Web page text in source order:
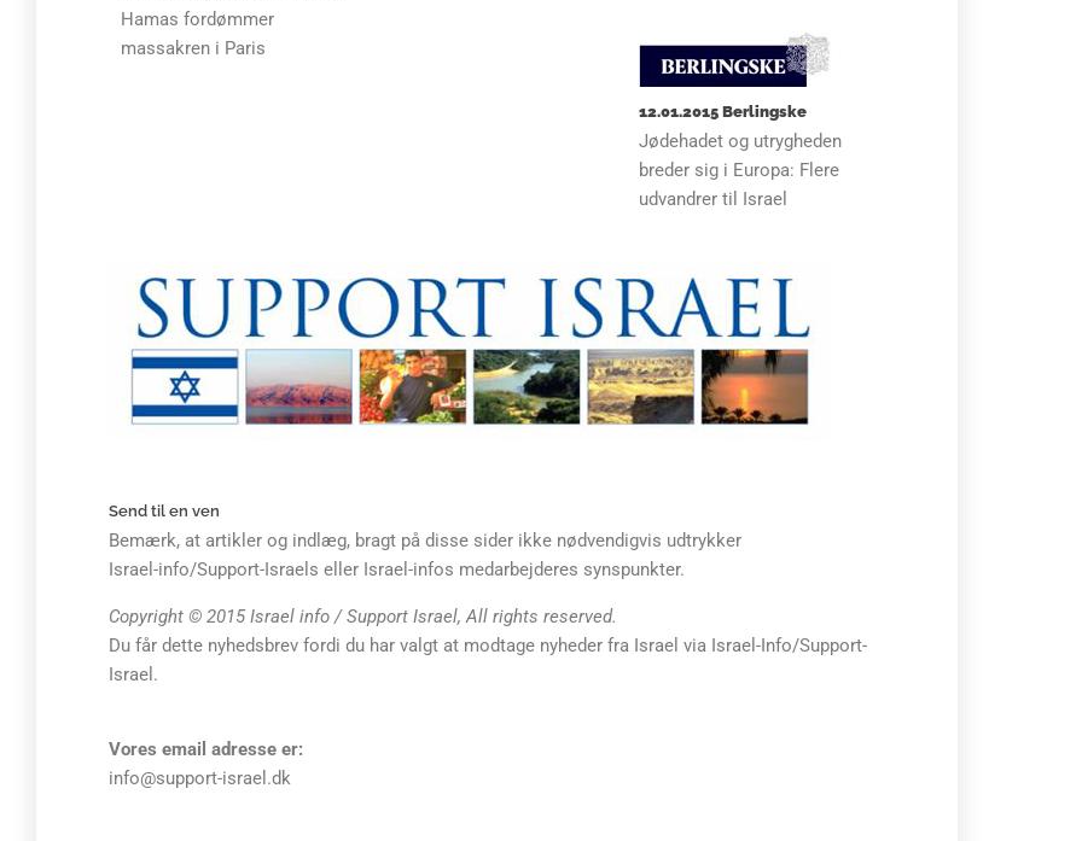
Hamas fordømmer
massakren i Paris
12.01.2015 Berlingske
Jødehadet og utrygheden
breder sig i Europa: Flere
udvandrer til Israel
Send til en ven
Bemærk, at artikler og indlæg, bragt på disse sider ikke nødvendigvis udtrykker
Israel-info/Support-Israels eller Israel-infos medarbejderes synspunkter.
Copyright © 2015 Israel info / Support Israel, All rights reserved.
Du får dette nyhedsbrev fordi du har valgt at modtage nyheder fra Israel via Israel-Info/Support-
Israel.
Vores email adresse er:
info@support-israel.dk